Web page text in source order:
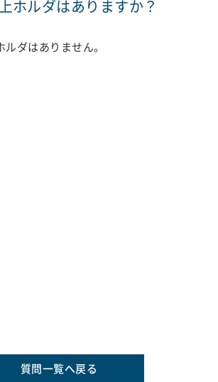
ホルダはありますか？
ルダはありません。
質問一覧へ戻る